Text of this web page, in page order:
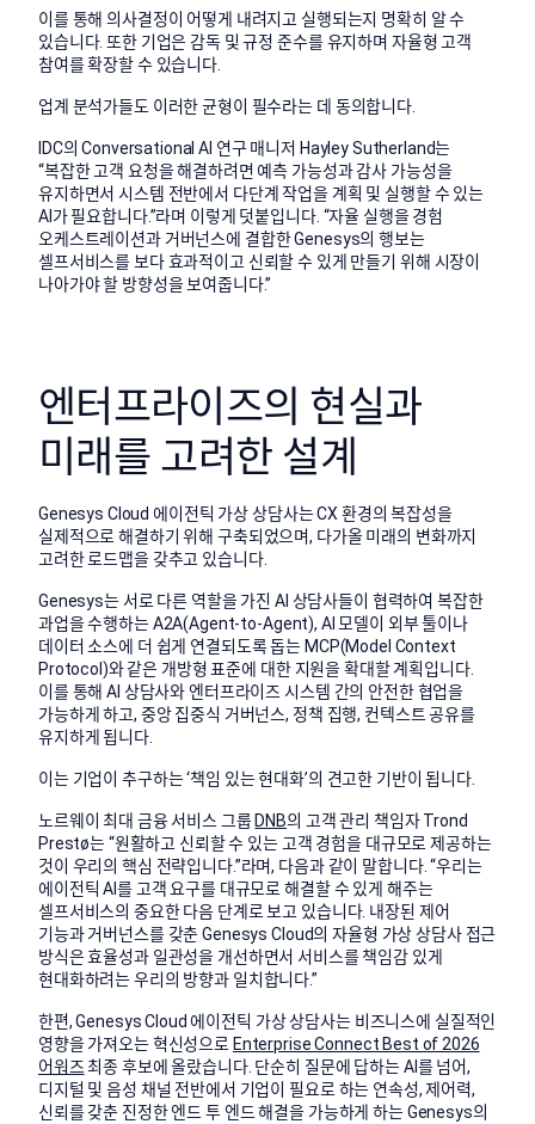
이를 통해 의사결정이 어떻게 내려지고 실행되는지 명확히 알 수
있습니다. 또한 기업은 감독 및 규정 준수를 유지하며 자율형 고객
참여를 확장할 수 있습니다.
업계 분석가들도 이러한 균형이 필수라는 데 동의합니다.
IDC의 Conversational AI 연구 매니저 Hayley Sutherland는
“복잡한 고객 요청을 해결하려면 예측 가능성과 감사 가능성을
유지하면서 시스템 전반에서 다단계 작업을 계획 및 실행할 수 있는
AI가 필요합니다.”라며 이렇게 덧붙입니다. “자율 실행을 경험
오케스트레이션과 거버넌스에 결합한 Genesys의 행보는
셀프서비스를 보다 효과적이고 신뢰할 수 있게 만들기 위해 시장이
나아가야 할 방향성을 보여줍니다.”
엔터프라이즈의 현실과
미래를 고려한 설계
Genesys Cloud 에이전틱 가상 상담사는 CX 환경의 복잡성을
실제적으로 해결하기 위해 구축되었으며, 다가올 미래의 변화까지
고려한 로드맵을 갖추고 있습니다.
Genesys는 서로 다른 역할을 가진 AI 상담사들이 협력하여 복잡한
과업을 수행하는 A2A(Agent-to-Agent), AI 모델이 외부 툴이나
데이터 소스에 더 쉽게 연결되도록 돕는 MCP(Model Context
Protocol)와 같은 개방형 표준에 대한 지원을 확대할 계획입니다.
이를 통해 AI 상담사와 엔터프라이즈 시스템 간의 안전한 협업을
가능하게 하고, 중앙 집중식 거버넌스, 정책 집행, 컨텍스트 공유를
유지하게 됩니다.
이는 기업이 추구하는 ‘책임 있는 현대화’의 견고한 기반이 됩니다.
노르웨이 최대 금융 서비스 그룹 DNB의 고객 관리 책임자 Trond
Prestø는 “원활하고 신뢰할 수 있는 고객 경험을 대규모로 제공하는
것이 우리의 핵심 전략입니다.”라며, 다음과 같이 말합니다. “우리는
에이전틱 AI를 고객 요구를 대규모로 해결할 수 있게 해주는
셀프서비스의 중요한 다음 단계로 보고 있습니다. 내장된 제어
기능과 거버넌스를 갖춘 Genesys Cloud의 자율형 가상 상담사 접근
방식은 효율성과 일관성을 개선하면서 서비스를 책임감 있게
현대화하려는 우리의 방향과 일치합니다.”
한편,Genesys Cloud 에이전틱 가상 상담사는 비즈니스에 실질적인
영향을 가져오는 혁신성으로 Enterprise Connect Best of 2026
어워즈최종 후보에 올랐습니다. 단순히 질문에 답하는 AI를 넘어,
디지털 및 음성 채널 전반에서 기업이 필요로 하는 연속성, 제어력,
신뢰를 갖춘 진정한 엔드 투 엔드 해결을 가능하게 하는 Genesys의